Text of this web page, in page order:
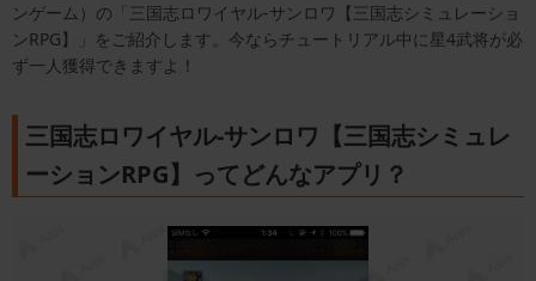
ンゲーム）の「三国志ロワイヤル-サンロワ【三国志シミュレーショ
ンRPG】」をご紹介します。今ならチュートリアル中に星4武将が必
ず一人獲得できますよ！
三国志ロワイヤル-サンロワ【三国志シミュレ
ーションRPG】ってどんなアプリ？